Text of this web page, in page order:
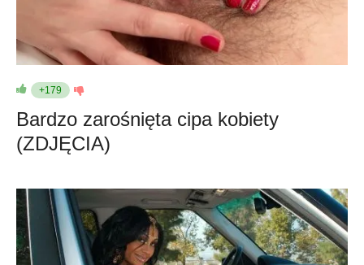
+179
Bardzo zarośnięta cipa kobiety
(ZDJĘCIA)